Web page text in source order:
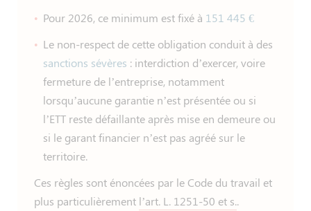
Pour 2026, ce minimum est fixé à 151 445 €
Le non-respect de cette obligation conduit à des
sanctions sévères : interdiction d’exercer, voire
fermeture de l’entreprise, notamment
lorsqu’aucune garantie n’est présentée ou si
l’ETT reste défaillante après mise en demeure ou
si le garant financier n’est pas agréé sur le
territoire.
Ces règles sont énoncées par le Code du travail et
plus particulièrement l’art. L. 1251-50 et s..